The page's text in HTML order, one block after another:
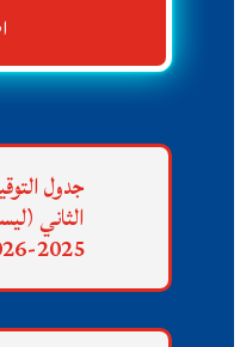
جدول
الثاني
2025-2026 قسم الميكانيك